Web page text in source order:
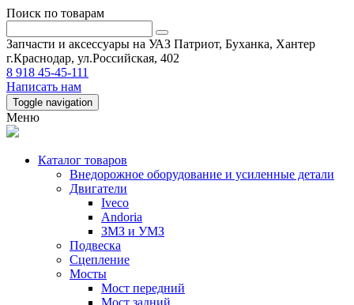
Поиск по товарам
Запчасти и аксессуары на УАЗ Патриот, Буханка, Хантер
г.Краснодар, ул.Российская, 402
8 918 45-45-111
Написать нам
Toggle navigation
Меню
Каталог товаров
Внедорожное оборудование и усиленные детали
Двигатели
Iveco
Andoria
ЗМЗ и УМЗ
Подвеска
Сцепление
Мосты
Мост передний
Мост задний